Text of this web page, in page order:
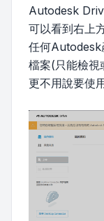
Autodesk
可以看到右上
任何Autodesk
檔案(只能檢視
更不用說要使